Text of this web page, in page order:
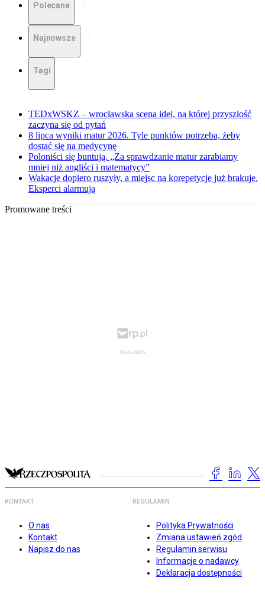
Polecane
Najnowsze
Tagi
TEDxWSKZ – wrocławska scena idei, na której przyszłość
zaczyna się od pytań
8 lipca wyniki matur 2026. Tyle punktów potrzeba, żeby
dostać się na medycynę
Poloniści się buntują. „Za sprawdzanie matur zarabiamy
mniej niż angliści i matematycy”
Wakacje dopiero ruszyły, a miejsc na korepetycje już brakuje.
Eksperci alarmują
Promowane treści
KONTAKT
O nas
Kontakt
Napisz do nas
REGULAMIN
Polityka Prywatności
Zmiana ustawień zgód
Regulamin serwisu
Informacje o nadawcy
Deklaracja dostępności